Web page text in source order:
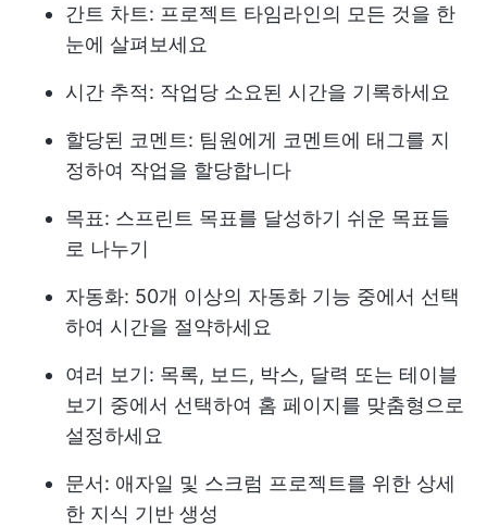
간트 차트: 프로젝트 타임라인의 모든 것을 한
눈에 살펴보세요
시간 추적: 작업당 소요된 시간을 기록하세요
할당된 코멘트: 팀원에게 코멘트에 태그를 지
정하여 작업을 할당합니다
목표: 스프린트 목표를 달성하기 쉬운 목표들
로 나누기
자동화: 50개 이상의 자동화 기능 중에서 선택
하여 시간을 절약하세요
여러 보기: 목록, 보드, 박스, 달력 또는 테이블
보기 중에서 선택하여 홈 페이지를 맞춤형으로
설정하세요
문서: 애자일 및 스크럼 프로젝트를 위한 상세
한 지식 기반 생성